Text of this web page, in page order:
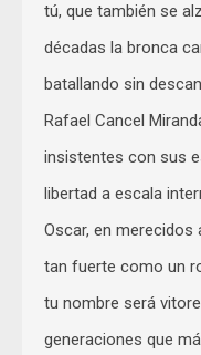
tú, que también se
décadas la bronca
batallando sin
Rafael Cancel
insistentes con sus
libertad a escala
Oscar, en
tan fuerte como un
tu nombre será
generaciones que